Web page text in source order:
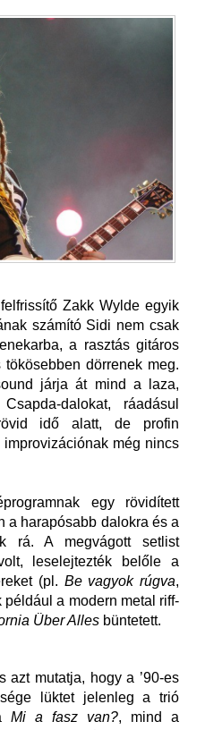
Zakk Wylde egyik
számító Sidi nem csak
a rasztás gitáros
dörrenek meg.
járja át mind a laza,
dalokat, ráadásul
idő alatt, de profin
még nincs
egy rövidített
a harapósabb dalokra és a
rá. A megvágott setlist
leselejtezték belőle a
(pl. Be vagyok rúgva,
például a modern metal riff-
Über Alles büntetett.
azt mutatja, hogy a ’90-es
lüktet jelenleg a trió
Mi a fasz van?, mind a